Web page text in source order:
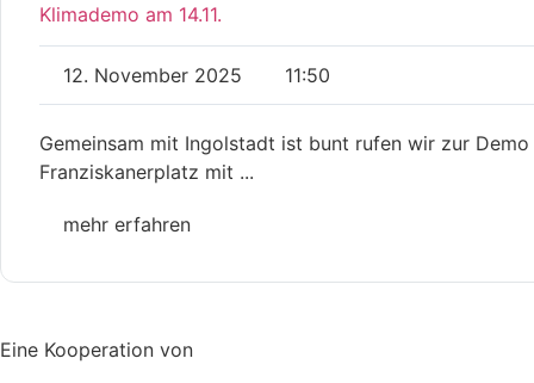
Klimademo am 14.11.
12. November 2025 11:50
Gemeinsam mit Ingolstadt ist bunt rufen wir zur
Franziskanerplatz mit ...
mehr erfahren
Eine Kooperation von